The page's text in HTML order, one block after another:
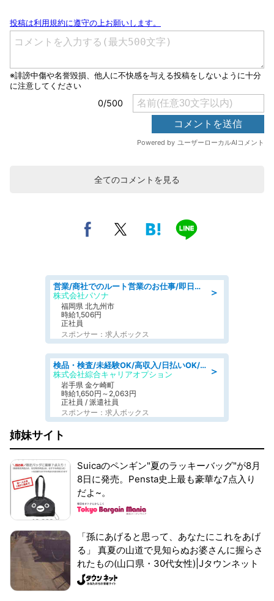
全てのコメントを見る
＞
営業/商社でのルート営業のお仕事/即日勤務可/車通勤可/営業
株式会社パソナ
福岡県 北九州市
時給1,506円
正社員
スポンサー：求人ボックス
＞
検品・検査/未経験OK/高収入/日払いOK/交替制/20・30・40代活躍中
株式会社綜合キャリアオプション
岩手県 金ケ崎町
時給1,650円～2,063円
正社員 / 派遣社員
スポンサー：求人ボックス
姉妹サイト
Suicaのペンギン"夏のラッキーバッグ"が8月
8日に発売。Pensta史上最も豪華な7点入り
だよ~。
「孫にあげると思って、あなたにこれをあげ
る」 真夏の山道で見知らぬお婆さんに握らさ
れたもの(山口県・30代女性)|Jタウンネット